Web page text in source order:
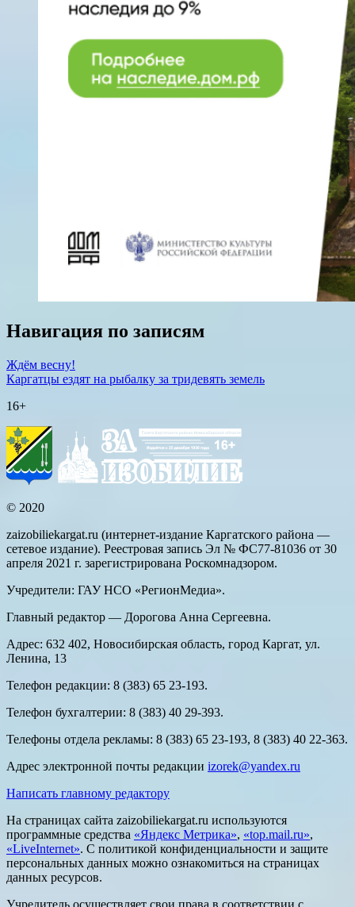
Навигация по записям
Ждём весну!
Каргатцы ездят на рыбалку за тридевять земель
16+
© 2020
zaizobiliekargat.ru (интернет-издание Каргатского района —
сетевое издание). Реестровая запись Эл № ФС77-81036 от 30
апреля 2021 г. зарегистрирована Роскомнадзором.
Учредители: ГАУ НСО «РегионМедиа».
Главный редактор — Дорогова Анна Сергеевна.
Адрес: 632 402, Новосибирская область, город Каргат, ул.
Ленина, 13
Телефон редакции: 8 (383) 65 23-193.
Телефон бухгалтерии: 8 (383) 40 29-393.
Телефоны отдела рекламы: 8 (383) 65 23-193, 8 (383) 40 22-363.
Адрес электронной почты редакции izorek@yandex.ru
Написать главному редактору
На страницах сайта zaizobiliekargat.ru используются
программные средства «Яндекс Метрика», «top.mail.ru»,
«LiveInternet». С политикой конфиденциальности и защите
персональных данных можно ознакомиться на страницах
данных ресурсов.
Учредитель осуществляет свои права в соответствии с